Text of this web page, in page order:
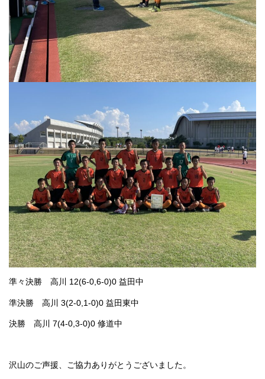
準々決勝 高川 12(6-0,6-0)0 益田中
準決勝 高川 3(2-0,1-0)0 益田東中
決勝 高川 7(4-0,3-0)0 修道中
沢山のご声援、ご協力ありがとうございました。